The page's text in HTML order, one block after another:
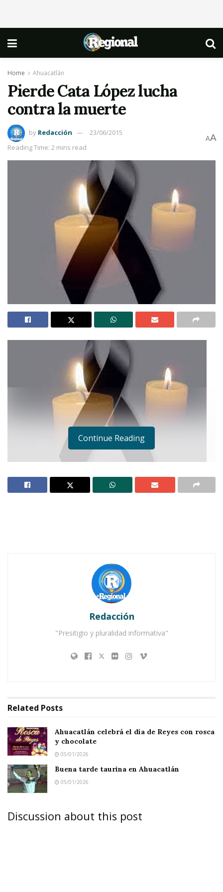
Home Ahuacatlán
Pierde Cata López lucha
contra la muerte
by Redacción
23/06/2015
Reading Time: 2 mins read
AA
Buena tarde taurina en Ahuacatlán
AHUACATLÁN.-Al momento de escribir el
Continue Reading
Redacción
"Presitigio y pluralidad informativa"
Related Posts
Ahuacatlán celebrá el día de Reyes con rosca
y chocolate
05/01/2026
Buena tarde taurina en Ahuacatlán
05/01/2026
Discussion about this post